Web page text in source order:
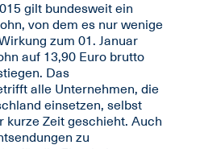
gilt bundesweit ein
von dem es nur wenige
zum 01. Januar
auf 13,90 Euro brutto
Das
alle Unternehmen, die
einsetzen, selbst
kurze Zeit geschieht. Auch
zu